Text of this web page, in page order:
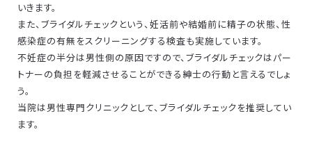
いきます。
また、ブライダルチェックという、妊活前や結婚前に精子の状態、性
感染症の有無をスクリーニングする検査も実施しています。
不妊症の半分は男性側の原因ですので、ブライダルチェックはパー
トナーの負担を軽減させることができる紳士の行動と言えるでしょ
う。
当院は男性専門クリニックとして、ブライダルチェックを推奨してい
ます。